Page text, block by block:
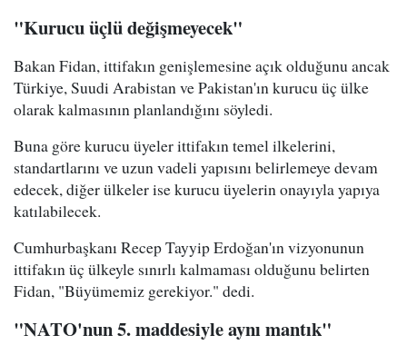
"Kurucu üçlü değişmeyecek"
Bakan Fidan, ittifakın genişlemesine açık olduğunu ancak
Türkiye, Suudi Arabistan ve Pakistan'ın kurucu üç ülke
olarak kalmasının planlandığını söyledi.
Buna göre kurucu üyeler ittifakın temel ilkelerini,
standartlarını ve uzun vadeli yapısını belirlemeye devam
edecek, diğer ülkeler ise kurucu üyelerin onayıyla yapıya
katılabilecek.
Cumhurbaşkanı Recep Tayyip Erdoğan'ın vizyonunun
ittifakın üç ülkeyle sınırlı kalmaması olduğunu belirten
Fidan, "Büyümemiz gerekiyor." dedi.
"NATO'nun 5. maddesiyle aynı mantık"